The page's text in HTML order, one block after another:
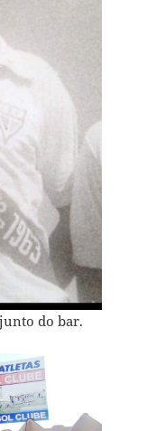
do bar.